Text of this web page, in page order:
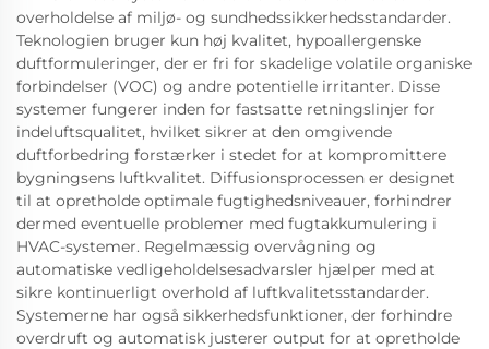
overholdelse af miljø- og sundhedssikkerhedsstandarder.
Teknologien bruger kun høj kvalitet, hypoallergenske
duftformuleringer, der er fri for skadelige volatile organiske
forbindelser (VOC) og andre potentielle irritanter. Disse
systemer fungerer inden for fastsatte retningslinjer for
indeluftsqualitet, hvilket sikrer at den omgivende
duftforbedring forstærker i stedet for at kompromittere
bygningsens luftkvalitet. Diffusionsprocessen er designet
til at opretholde optimale fugtighedsniveauer, forhindrer
dermed eventuelle problemer med fugtakkumulering i
HVAC-systemer. Regelmæssig overvågning og
automatiske vedligeholdelsesadvarsler hjælper med at
sikre kontinuerligt overhold af luftkvalitetsstandarder.
Systemerne har også sikkerhedsfunktioner, der forhindre
overdruft og automatisk justerer output for at opretholde